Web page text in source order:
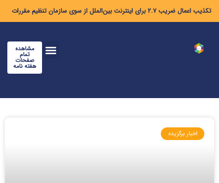
تکذیب اعمال ضریب ۲.۷ برای اینترنت بین‌الملل از سوی سازمان تنظیم مقررات
مشاهده
تمام
صفحات
هفته نامه
اخبار برگزیده